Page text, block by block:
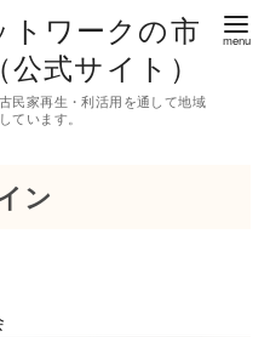
トワークの市
式サイト）
民家再生・利活用を通して地域
ています。
ン